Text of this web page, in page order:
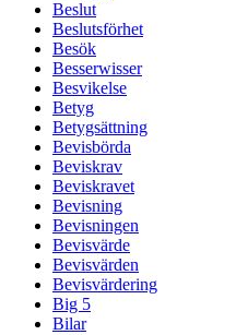
Beslut
Beslutsförhet
Besök
Besserwisser
Besvikelse
Betyg
Betygsättning
Bevisbörda
Beviskrav
Beviskravet
Bevisning
Bevisningen
Bevisvärde
Bevisvärden
Bevisvärdering
Big 5
Bilar